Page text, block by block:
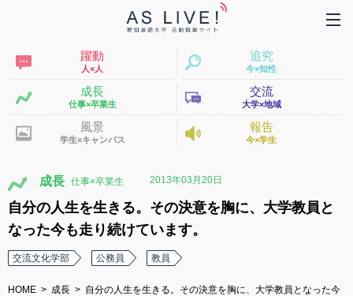
躍動
人×人
追究
今×知性
成長
仕事×卒業生
交流
大学×地域
風景
学生×キャンパス
報告
今×学生
成長 2013年03月20日
自分の人生を生きる。その決意を胸に、大学教員と
なった今も走り続けています。
交流文化学部 公務員 教員
HOME 成長
自分の人生を生きる。その決意を胸に、大学教員となった今